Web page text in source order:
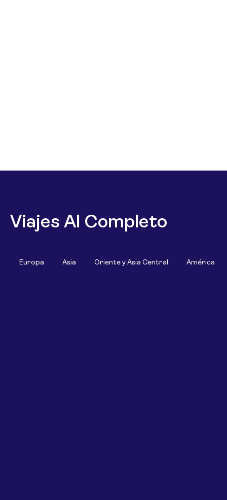
Viajes Al Completo
Europa Asia Oriente y Asia Central América